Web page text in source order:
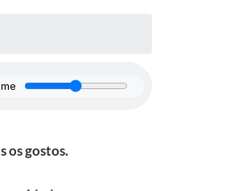
os gostos.